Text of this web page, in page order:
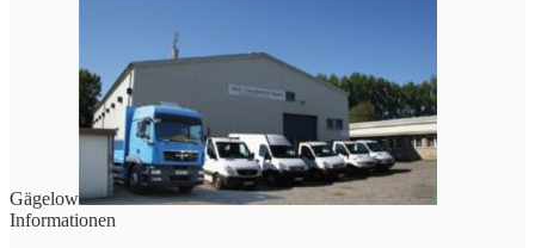
Gägelow
Informationen